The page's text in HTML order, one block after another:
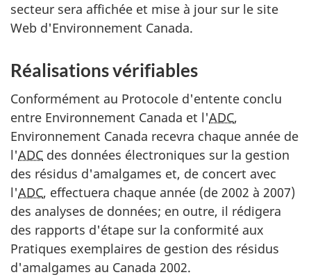
secteur sera affichée et mise à jour sur le site
Web d'Environnement Canada.
Réalisations vérifiables
Conformément au Protocole d'entente conclu
entre Environnement Canada et l'ADC,
Environnement Canada recevra chaque année de
l'ADC des données électroniques sur la gestion
des résidus d'amalgames et, de concert avec
l'ADC, effectuera chaque année (de 2002 à 2007)
des analyses de données; en outre, il rédigera
des rapports d'étape sur la conformité aux
Pratiques exemplaires de gestion des résidus
d'amalgames au Canada 2002.